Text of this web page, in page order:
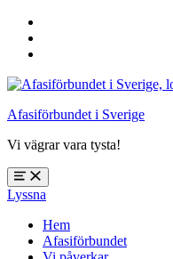
sidfoten
Afasiförbundet i Sverige
Vi vägrar vara tysta!
Öppna
meny:
%s
Lyssna
Hem
Afasiförbundet